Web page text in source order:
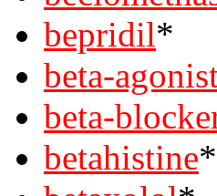
bepridil*
beta-
beta-
betahistine*